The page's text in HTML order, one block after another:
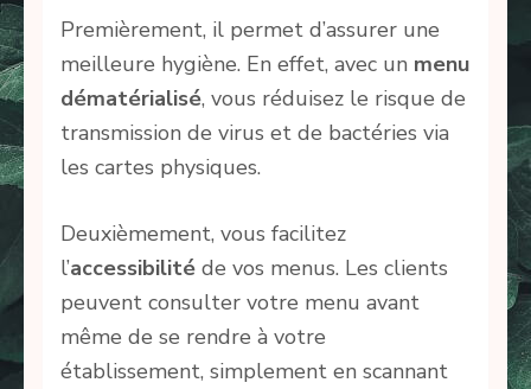
Premièrement, il permet d’assurer une
meilleure hygiène. En effet, avec un menu
dématérialisé, vous réduisez le risque de
transmission de virus et de bactéries via
les cartes physiques.
Deuxièmement, vous facilitez
l’accessibilité de vos menus. Les clients
peuvent consulter votre menu avant
même de se rendre à votre
établissement, simplement en scannant